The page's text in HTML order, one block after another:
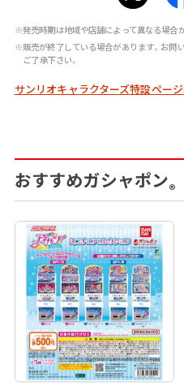
※発売時期は地域や店舗によって異なる場合
※販売が終了している場合があります。お問
ご了承下さい。
サンリオキャラクターズ特設ペー
おすすめガシャポン®